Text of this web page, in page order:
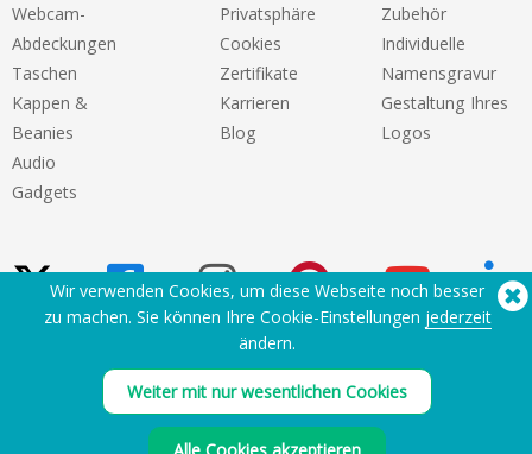
Webcam-
Abdeckungen
Taschen
Kappen &
Beanies
Audio
Gadgets
Privatsphäre
Cookies
Zertifikate
Karrieren
Blog
Zubehör
Individuelle
Namensgravur
Gestaltung Ihres
Logos
Sie benötigen Hilfe? Tel:(650) 938-3500 (US)
Copyright © 2026 Flashbay
Wir verwenden Cookies, um diese Webseite noch besser
zu machen. Sie können Ihre Cookie-Einstellungen jederzeit
ändern.
Weiter mit nur wesentlichen Cookies